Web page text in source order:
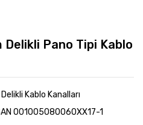
Pano Tipi Kablo
Kablo Kanalları
001005080060XX17-1